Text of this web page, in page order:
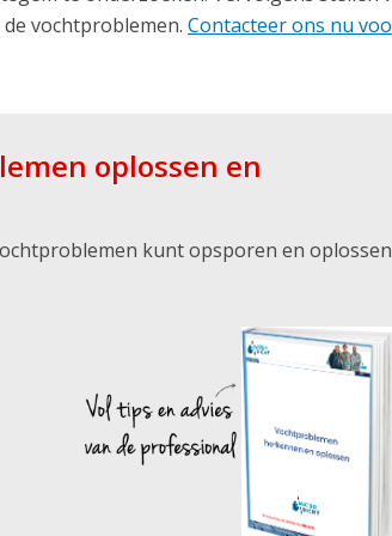
vochtproblemen. Contacteer ons nu
oplossen en
kunt opsporen en